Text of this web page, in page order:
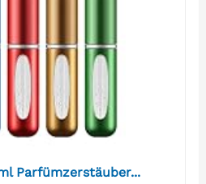
Parfümzerstäuber...